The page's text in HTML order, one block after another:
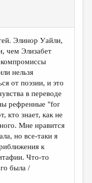
Элинор Уайли,
чем Элизабет
компромиссы
нельзя
от поэзии, и это
в переводе
рефренные "for
кто знает, как не
Мне нравится
но все-таки я
к
Что-то
была /